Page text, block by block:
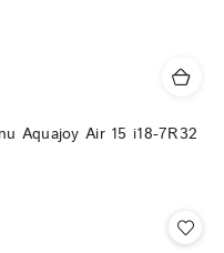
Aquajoy Air 15 i18-7R32